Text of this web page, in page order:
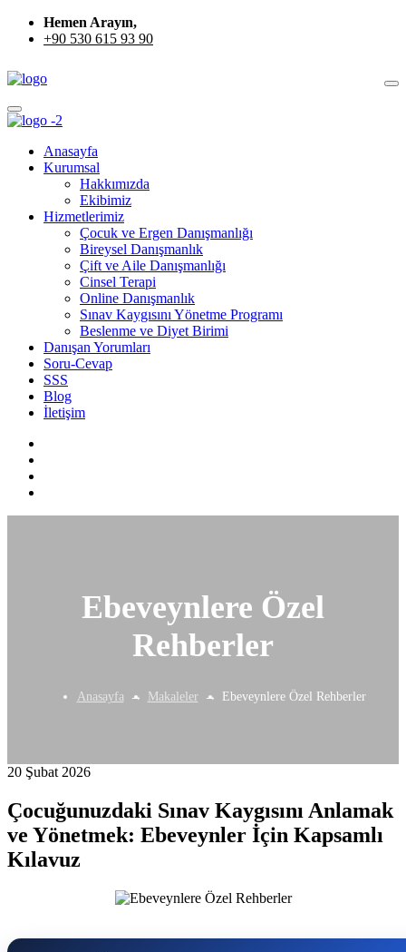
Hemen Arayın,
+90 530 615 93 90
Anasayfa
Kurumsal
Hakkımızda
Ekibimiz
Hizmetlerimiz
Çocuk ve Ergen Danışmanlığı
Bireysel Danışmanlık
Çift ve Aile Danışmanlığı
Cinsel Terapi
Online Danışmanlık
Sınav Kaygısını Yönetme Programı
Beslenme ve Diyet Birimi
Danışan Yorumları
Soru-Cevap
SSS
Blog
İletişim
Ebeveynlere Özel
Rehberler
Anasayfa Makaleler Ebeveynlere Özel Rehberler
20 Şubat 2026
Çocuğunuzdaki Sınav Kaygısını Anlamak
ve Yönetmek: Ebeveynler İçin Kapsamlı
Kılavuz